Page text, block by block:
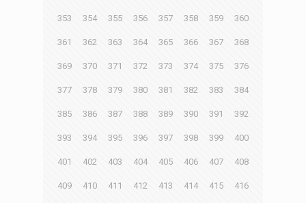
353 354 355 356 357 358 359 360
361 362 363 364 365 366 367 368
369 370 371 372 373 374 375 376
377 378 379 380 381 382 383 384
385 386 387 388 389 390 391 392
393 394 395 396 397 398 399 400
401 402 403 404 405 406 407 408
409 410 411 412 413 414 415 416